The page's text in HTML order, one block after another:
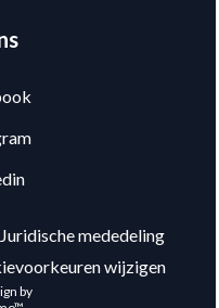
Juridische mededeling
wijzigen
by